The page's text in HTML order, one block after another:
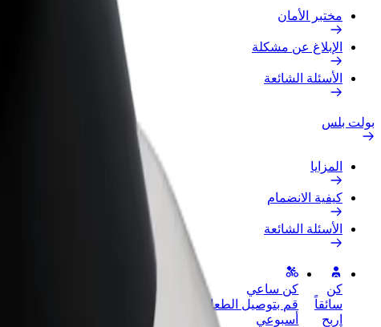
مختبر الأمان
الإبلاغ عن مشكلة
الأسئلة الشائعة
بولت بلس
المزايا
كيفية الانضمام
الأسئلة الشائعة
كن
سائقاً
اربح
كن ساعي
قم بتوصيل الطعام واحصل على أجر
أسبوعي